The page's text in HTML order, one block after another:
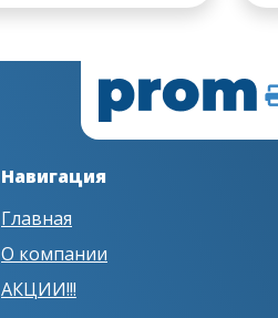
Навигация
Главная
О компании
АКЦИИ!!!